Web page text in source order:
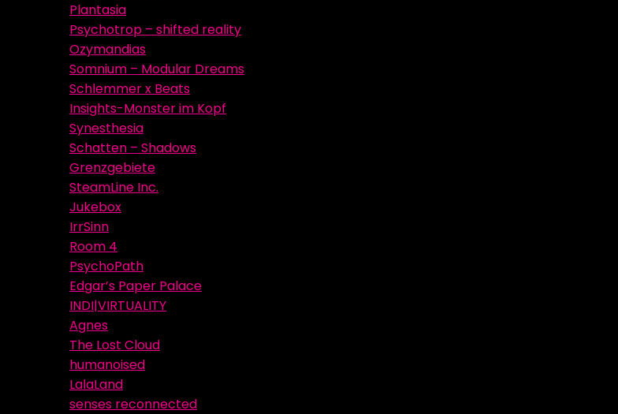
Plantasia
Psychotrop – shifted reality
Ozymandias
Somnium – Modular Dreams
Schlemmer x Beats
Insights-Monster im Kopf
Synesthesia
Schatten – Shadows
Grenzgebiete
SteamLine Inc.
Jukebox
IrrSinn
Room 4
PsychoPath
Edgar’s Paper Palace
INDI|VIRTUALITY
Agnes
The Lost Cloud
humanoised
LalaLand
senses reconnected